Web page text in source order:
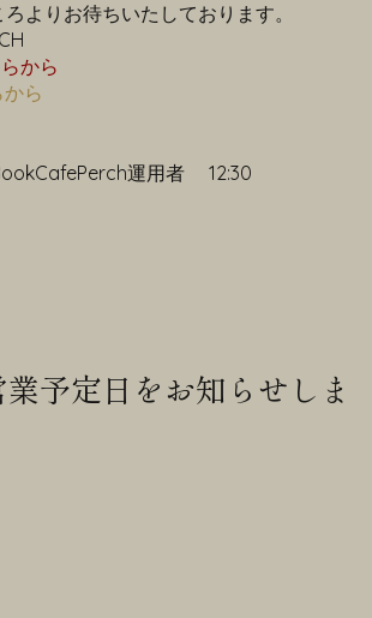
よりお待ちいたしております。
から
ら
運用者 12:30
業予定日をお知らせしま